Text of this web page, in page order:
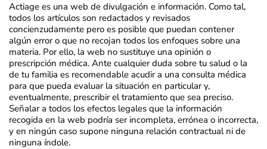
Actiage es una web de divulgación e información. Como tal,
todos los artículos son redactados y revisados
concienzudamente pero es posible que puedan contener
algún error o que no recojan todos los enfoques sobre una
materia. Por ello, la web no sustituye una opinión o
prescripción médica. Ante cualquier duda sobre tu salud o la
de tu familia es recomendable acudir a una consulta médica
para que pueda evaluar la situación en particular y,
eventualmente, prescribir el tratamiento que sea preciso.
Señalar a todos los efectos legales que la información
recogida en la web podría ser incompleta, errónea o incorrecta,
y en ningún caso supone ninguna relación contractual ni de
ninguna índole.